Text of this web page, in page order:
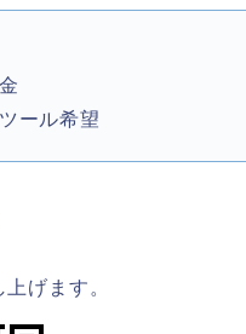
ール希望
げます。